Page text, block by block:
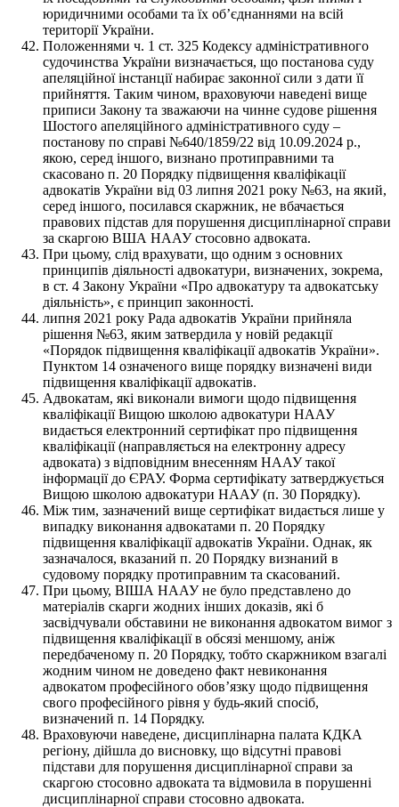
юридичними особами та їх об’єднаннями на всій
території України.
Положеннями ч. 1 ст. 325 Кодексу адміністративного
судочинства України визначається, що постанова суду
апеляційної інстанції набирає законної сили з дати її
прийняття. Таким чином, враховуючи наведені вище
приписи Закону та зважаючи на чинне судове рішення
Шостого апеляційного адміністративного суду –
постанову по справі №640/1859/22 від 10.09.2024 р.,
якою, серед іншого, визнано протиправними та
скасовано п. 20 Порядку підвищення кваліфікації
адвокатів України від 03 липня 2021 року №63, на який,
серед іншого, посилався скаржник, не вбачається
правових підстав для порушення дисциплінарної справи
за скаргою ВША НААУ стосовно адвоката.
При цьому, слід врахувати, що одним з основних
принципів діяльності адвокатури, визначених, зокрема,
в ст. 4 Закону України «Про адвокатуру та адвокатську
діяльність», є принцип законності.
липня 2021 року Рада адвокатів України прийняла
рішення №63, яким затвердила у новій редакції
«Порядок підвищення кваліфікації адвокатів України».
Пунктом 14 означеного вище порядку визначені види
підвищення кваліфікації адвокатів.
Адвокатам, які виконали вимоги щодо підвищення
кваліфікації Вищою школою адвокатури НААУ
видається електронний сертифікат про підвищення
кваліфікації (направляється на електронну адресу
адвоката) з відповідним внесенням НААУ такої
інформації до ЄРАУ. Форма сертифікату затверджується
Вищою школою адвокатури НААУ (п. 30 Порядку).
Між тим, зазначений вище сертифікат видається лише у
випадку виконання адвокатами п. 20 Порядку
підвищення кваліфікації адвокатів України. Однак, як
зазначалося, вказаний п. 20 Порядку визнаний в
судовому порядку протиправним та скасований.
При цьому, ВІША НААУ не було представлено до
матеріалів скарги жодних інших доказів, які б
засвідчували обставини не виконання адвокатом вимог з
підвищення кваліфікації в обсязі меншому, аніж
передбаченому п. 20 Порядку, тобто скаржником взагалі
жодним чином не доведено факт невиконання
адвокатом професійного обов’язку щодо підвищення
свого професійного рівня у будь-який спосіб,
визначений п. 14 Порядку.
Враховуючи наведене, дисциплінарна палата КДКА
регіону, дійшла до висновку, що відсутні правові
підстави для порушення дисциплінарної справи за
скаргою стосовно адвоката та відмовила в порушенні
дисциплінарної справи стосовно адвоката.